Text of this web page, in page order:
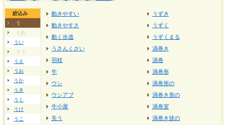
絞込み
う
うあ
うい
うう
うえ
うお
うか
うき
うく
うけ
うこ
動きやすい
動きやすさ
動く歩道
うさんくさい
羽枝
牛
ウシ
ウシアブ
牛小屋
失う
うずき
うずく
うずくまる
渦巻き
渦巻
渦巻形
渦巻形の
渦巻き形の
渦巻室
渦巻き状の